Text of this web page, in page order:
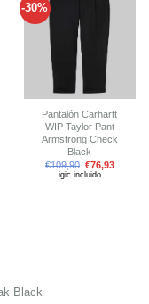
-30%
a tu
lista de
deseos
Pantalón Carhartt
WIP Taylor Pant
Armstrong Check
Black
€109,90 €76,93
igic incluido
Black